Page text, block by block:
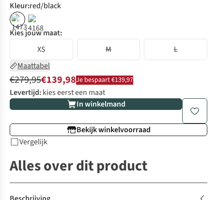
Kleur:red/black
%
Kies jouw maat:
XS
M
L
Maattabel
€279,95€139,98Je bespaart €139,97
Levertijd:kies eerst een maat
In winkelmand
Bekijk winkelvoorraad
Vergelijk
Alles over dit product